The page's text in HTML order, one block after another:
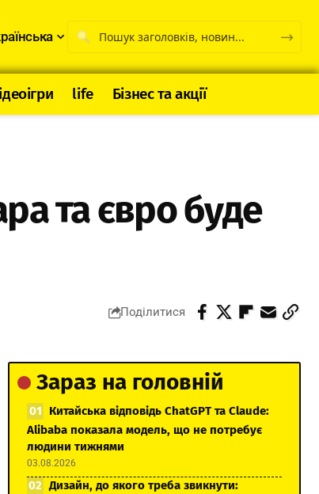
life Бізнес та акції
та євро буде
Поділитися
Зараз на головній
Китайська відповідь ChatGPT та Claude:
Alibaba показала модель, що не потребує
людини тижнями
03.08.2026
Дизайн, до якого треба звикнути: